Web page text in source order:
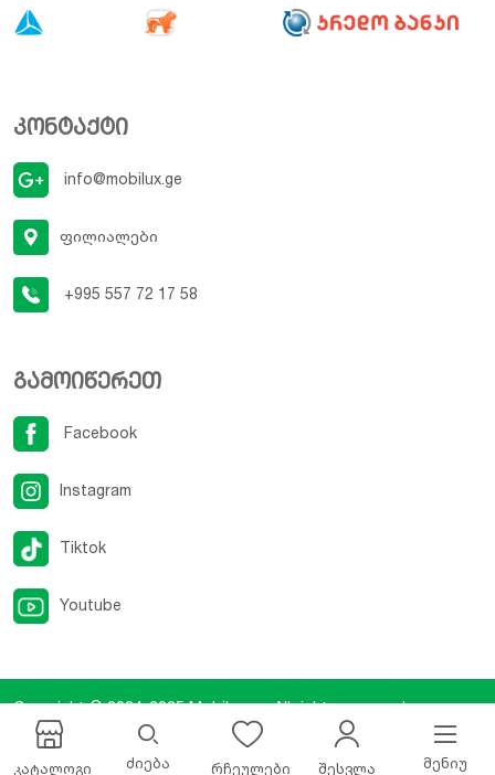
კატალოგი ძიება რჩეულები შესვლა მენიუ
კონტაქტი
info@mobilux.ge
ფილიალები
+995 557 72 17 58
გამოიწერეთ
Facebook
Instagram
Tiktok
Youtube
Copyright © 2024-2025Mobilux.ge. All rights reserved.
Developed By